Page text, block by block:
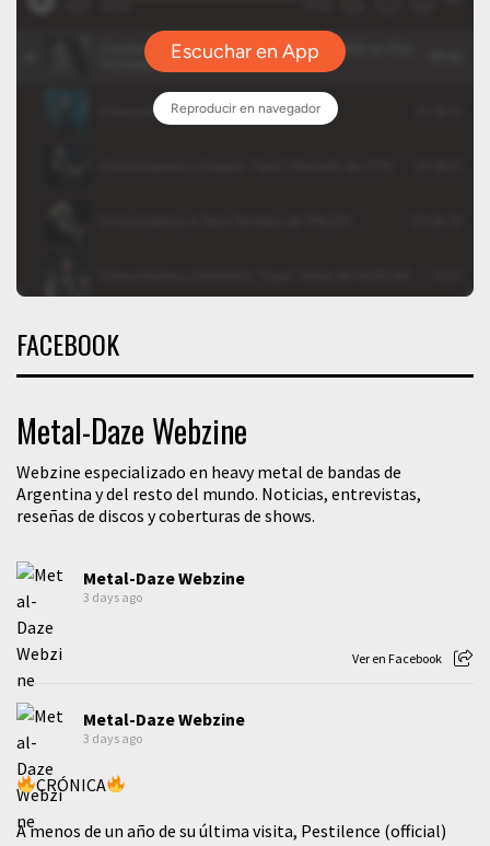
FACEBOOK
Metal-Daze Webzine
Webzine especializado en heavy metal de bandas de
Argentina y del resto del mundo. Noticias, entrevistas,
reseñas de discos y coberturas de shows.
Metal-Daze Webzine
3 days ago
Ver en Facebook
Metal-Daze Webzine
3 days ago
CRÓNICA
A menos de un año de su última visita, Pestilence (official)